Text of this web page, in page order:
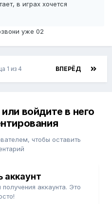
в играх хочется
уже 02
ВПЕРЁД
1 из 4
войдите в него
чтобы оставить
аккаунт
аккаунта. Это